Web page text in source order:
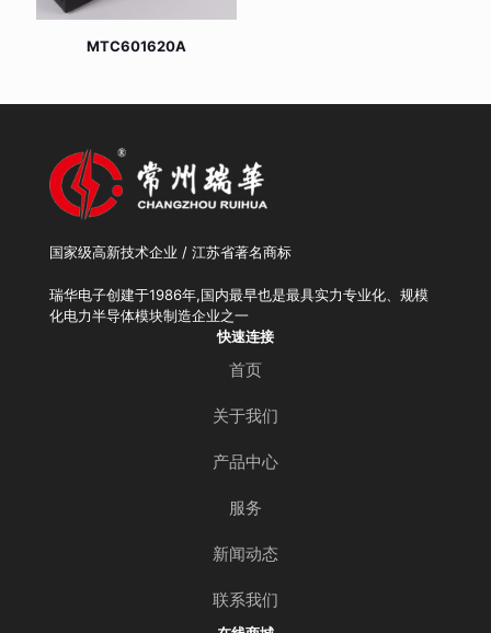
MTC601620A
国家级高新技术企业 / 江苏省著名商标
瑞华电子创建于1986年,国内最早也是最具实力专业化、规模
化电力半导体模块制造企业之一
快速连接
首页
关于我们
产品中心
服务
新闻动态
联系我们